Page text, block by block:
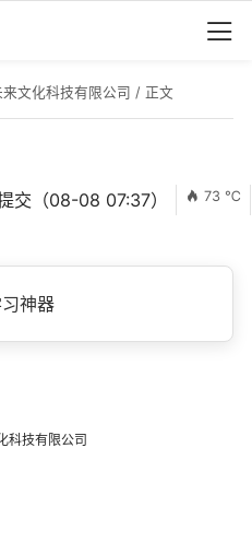
文化科技有限公司 / 正文
交（08-08 07:37） 73 ℃
神器
科技有限公司